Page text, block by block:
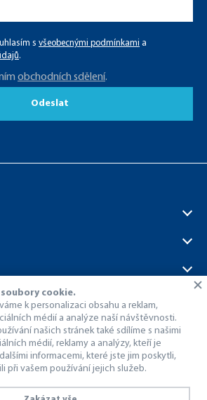
s všeobecnými podmínkami a
.
obchodních sdělení.
Odeslat
– 2026 Dragon Internet a.s..
práva vyhrazena.
cookie.
k personalizaci obsahu a reklam,
médií a analýze naší návštěvnosti.
našich stránek také sdílíme s našimi
médií, reklamy a analýzy, kteří je
informacemi, které jste jim poskytli,
při vašem používání jejich služeb.